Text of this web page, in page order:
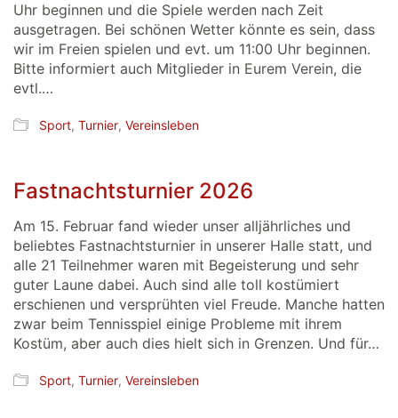
Uhr beginnen und die Spiele werden nach Zeit
ausgetragen. Bei schönen Wetter könnte es sein, dass
wir im Freien spielen und evt. um 11:00 Uhr beginnen.
Bitte informiert auch Mitglieder in Eurem Verein, die
evtl.…
Sport, Turnier, Vereinsleben
Fastnachtsturnier 2026
Am 15. Februar fand wieder unser alljährliches und
beliebtes Fastnachtsturnier in unserer Halle statt, und
alle 21 Teilnehmer waren mit Begeisterung und sehr
guter Laune dabei. Auch sind alle toll kostümiert
erschienen und versprühten viel Freude. Manche hatten
zwar beim Tennisspiel einige Probleme mit ihrem
Kostüm, aber auch dies hielt sich in Grenzen. Und für…
Sport, Turnier, Vereinsleben